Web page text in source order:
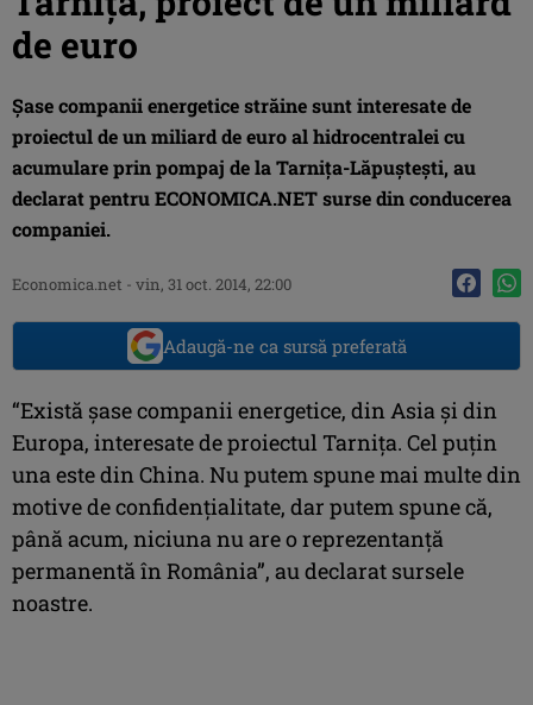
de euro
Şase companii energetice străine sunt interesate de
proiectul de un miliard de euro al hidrocentralei cu
acumulare prin pompaj de la Tarniţa-Lăpuşteşti, au
declarat pentru ECONOMICA.NET surse din conducerea
companiei.
Economica.net - vin, 31 oct. 2014, 22:00
Adaugă-ne ca sursă preferată
“Există şase companii energetice, din Asia şi din
Europa, interesate de proiectul Tarniţa. Cel puţin
una este din China. Nu putem spune mai multe din
motive de confidenţialitate, dar putem spune că,
până acum, niciuna nu are o reprezentanţă
permanentă în România”, au declarat sursele
noastre.